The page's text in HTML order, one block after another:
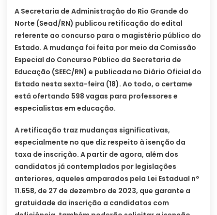
A Secretaria de Administração do Rio Grande do
Norte (Sead/RN) publicou retificação do edital
referente ao concurso para o magistério público do
Estado. A mudança foi feita por meio da Comissão
Especial do Concurso Público da Secretaria de
Educação (SEEC/RN) e publicada no Diário Oficial do
Estado nesta sexta-feira (18). Ao todo, o certame
está ofertando 598 vagas para professores e
especialistas em educação.
A retificação traz mudanças significativas,
especialmente no que diz respeito à isenção da
taxa de inscrição. A partir de agora, além dos
candidatos já contemplados por legislações
anteriores, aqueles amparados pela Lei Estadual nº
11.658, de 27 de dezembro de 2023, que garante a
gratuidade da inscrição a candidatos com